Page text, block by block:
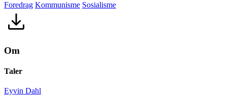
Foredrag Kommunisme Sosialisme
Om
Taler
Eyvin Dahl